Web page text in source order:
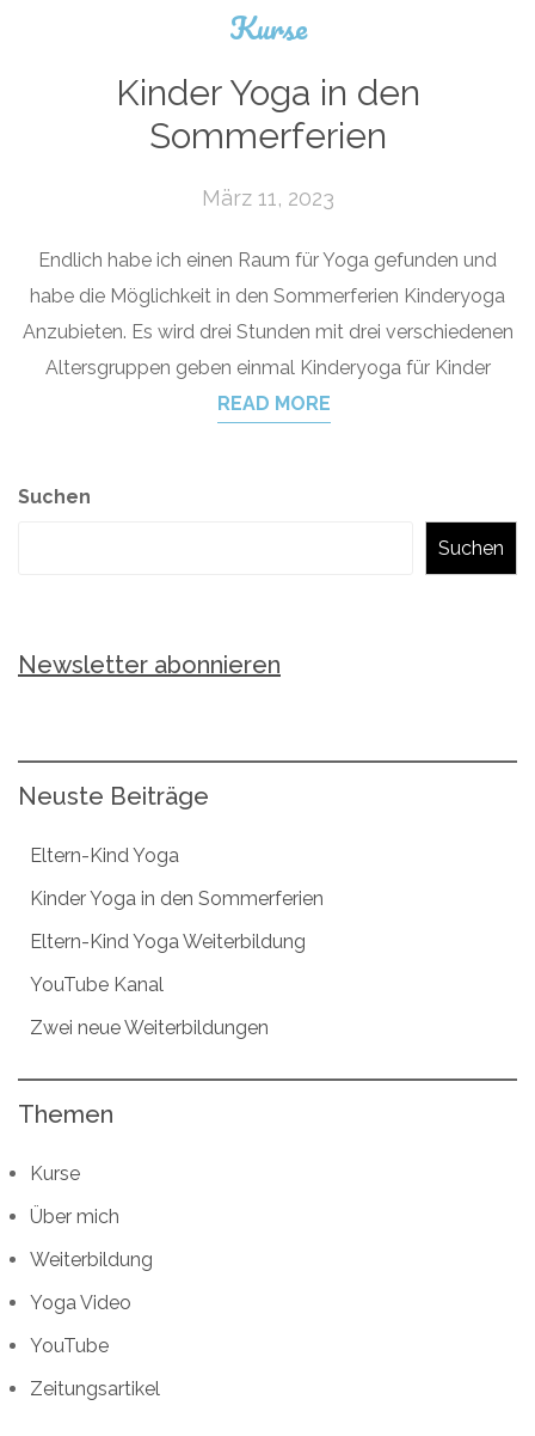
Kurse
Kinder Yoga in den
Sommerferien
März 11, 2023
Endlich habe ich einen Raum für Yoga gefunden und
habe die Möglichkeit in den Sommerferien Kinderyoga
Anzubieten. Es wird drei Stunden mit drei verschiedenen
Altersgruppen geben einmal Kinderyoga für Kinder
READ MORE
Suchen
Suchen
Newsletter abonnieren
Neuste Beiträge
Eltern-Kind Yoga
Kinder Yoga in den Sommerferien
Eltern-Kind Yoga Weiterbildung
YouTube Kanal
Zwei neue Weiterbildungen
Themen
Kurse
Über mich
Weiterbildung
Yoga Video
YouTube
Zeitungsartikel